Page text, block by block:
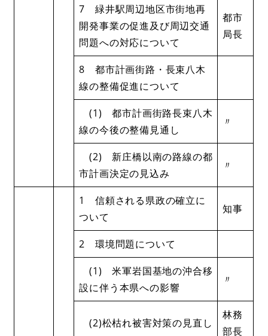
7 緑井駅周辺地区市街地再
開発事業の促進及び周辺交通
問題への対応について
都市
局長
8 都市計画街路・長束八木
線の整備促進について
(1) 都市計画街路長束八木
線の今後の整備見通し
〃
(2) 新庄橋以南の路線の都
市計画決定の見込み
〃
1 信頼される県政の確立に
ついて
知事
2 環境問題について
(1) 米軍岩国基地の沖合移
設に伴う本県への影響
〃
(2)松枯れ被害対策の見直し
林務
部長